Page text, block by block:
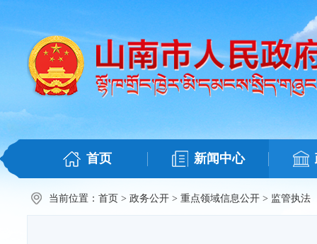
首页 新闻中心
当前位置： 首页 > 政务公开 > 重点领域信息公开 > 监管执法